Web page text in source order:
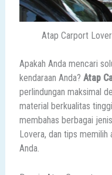
Atap Carport
Apakah Anda mencari
kendaraan Anda? Atap
perlindungan maksimal
material berkualitas
membahas berbagai
Lovera, dan tips
Anda.